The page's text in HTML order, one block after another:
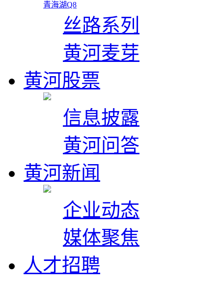
青海湖Q8
丝路系列
黄河麦芽
黄河股票
信息披露
黄河问答
黄河新闻
企业动态
媒体聚焦
人才招聘